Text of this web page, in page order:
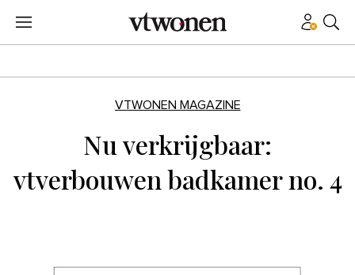
VTWONEN MAGAZINE
Nu verkrijgbaar:
vtverbouwen badkamer no. 4